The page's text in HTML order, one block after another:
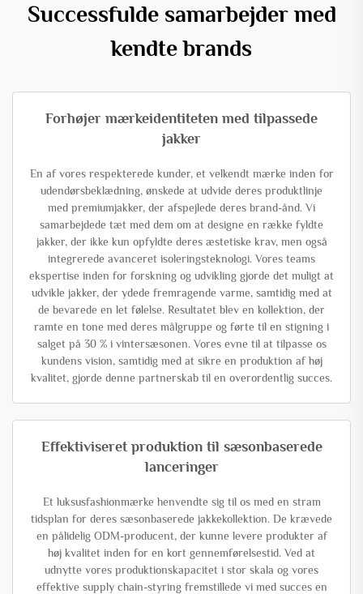
Successfulde samarbejder med
kendte brands
Forhøjer mærkeidentiteten med tilpassede
jakker
En af vores respekterede kunder, et velkendt mærke inden for
udendørsbeklædning, ønskede at udvide deres produktlinje
med premiumjakker, der afspejlede deres brand-ånd. Vi
samarbejdede tæt med dem om at designe en række fyldte
jakker, der ikke kun opfyldte deres æstetiske krav, men også
integrerede avanceret isoleringsteknologi. Vores teams
ekspertise inden for forskning og udvikling gjorde det muligt at
udvikle jakker, der ydede fremragende varme, samtidig med at
de bevarede en let følelse. Resultatet blev en kollektion, der
ramte en tone med deres målgruppe og førte til en stigning i
salget på 30 % i vintersæsonen. Vores evne til at tilpasse os
kundens vision, samtidig med at sikre en produktion af høj
kvalitet, gjorde denne partnerskab til en overordentlig succes.
Effektiviseret produktion til sæsonbaserede
lanceringer
Et luksusfashionmærke henvendte sig til os med en stram
tidsplan for deres sæsonbaserede jakkekollektion. De krævede
en pålidelig ODM-producent, der kunne levere produkter af
høj kvalitet inden for en kort gennemførelsestid. Ved at
udnytte vores produktionskapacitet i stor skala og vores
effektive supply chain-styring fremstillede vi med succes en